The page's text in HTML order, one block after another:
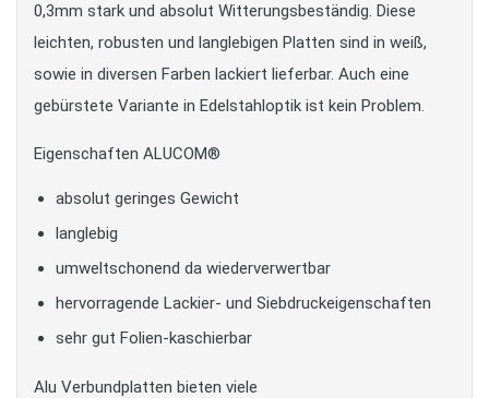
0,3mm stark und absolut Witterungsbeständig. Diese
leichten, robusten und langlebigen Platten sind in weiß,
sowie in diversen Farben lackiert lieferbar. Auch eine
gebürstete Variante in Edelstahloptik ist kein Problem.
Eigenschaften ALUCOM®
absolut geringes Gewicht
langlebig
umweltschonend da wiederverwertbar
hervorragende Lackier- und Siebdruckeigenschaften
sehr gut Folien-kaschierbar
Alu Verbundplatten bieten viele